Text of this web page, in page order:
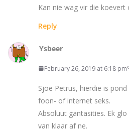
Kan nie wag vir die
Reply
Ysbeer
February 26, 2019 at 6:18 pm
Sjoe Petrus, hierdie is
foon- of internet seks.
Absoluut gantasities. Ek
van klaar af ne.